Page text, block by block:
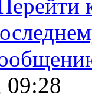
09:28